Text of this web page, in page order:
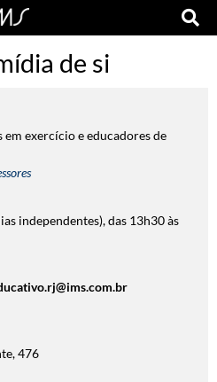
de si
em exercício e educadores de
independentes), das 13h30 às
476